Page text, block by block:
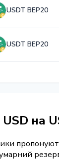
USDT BEP20
USDT BEP20
на